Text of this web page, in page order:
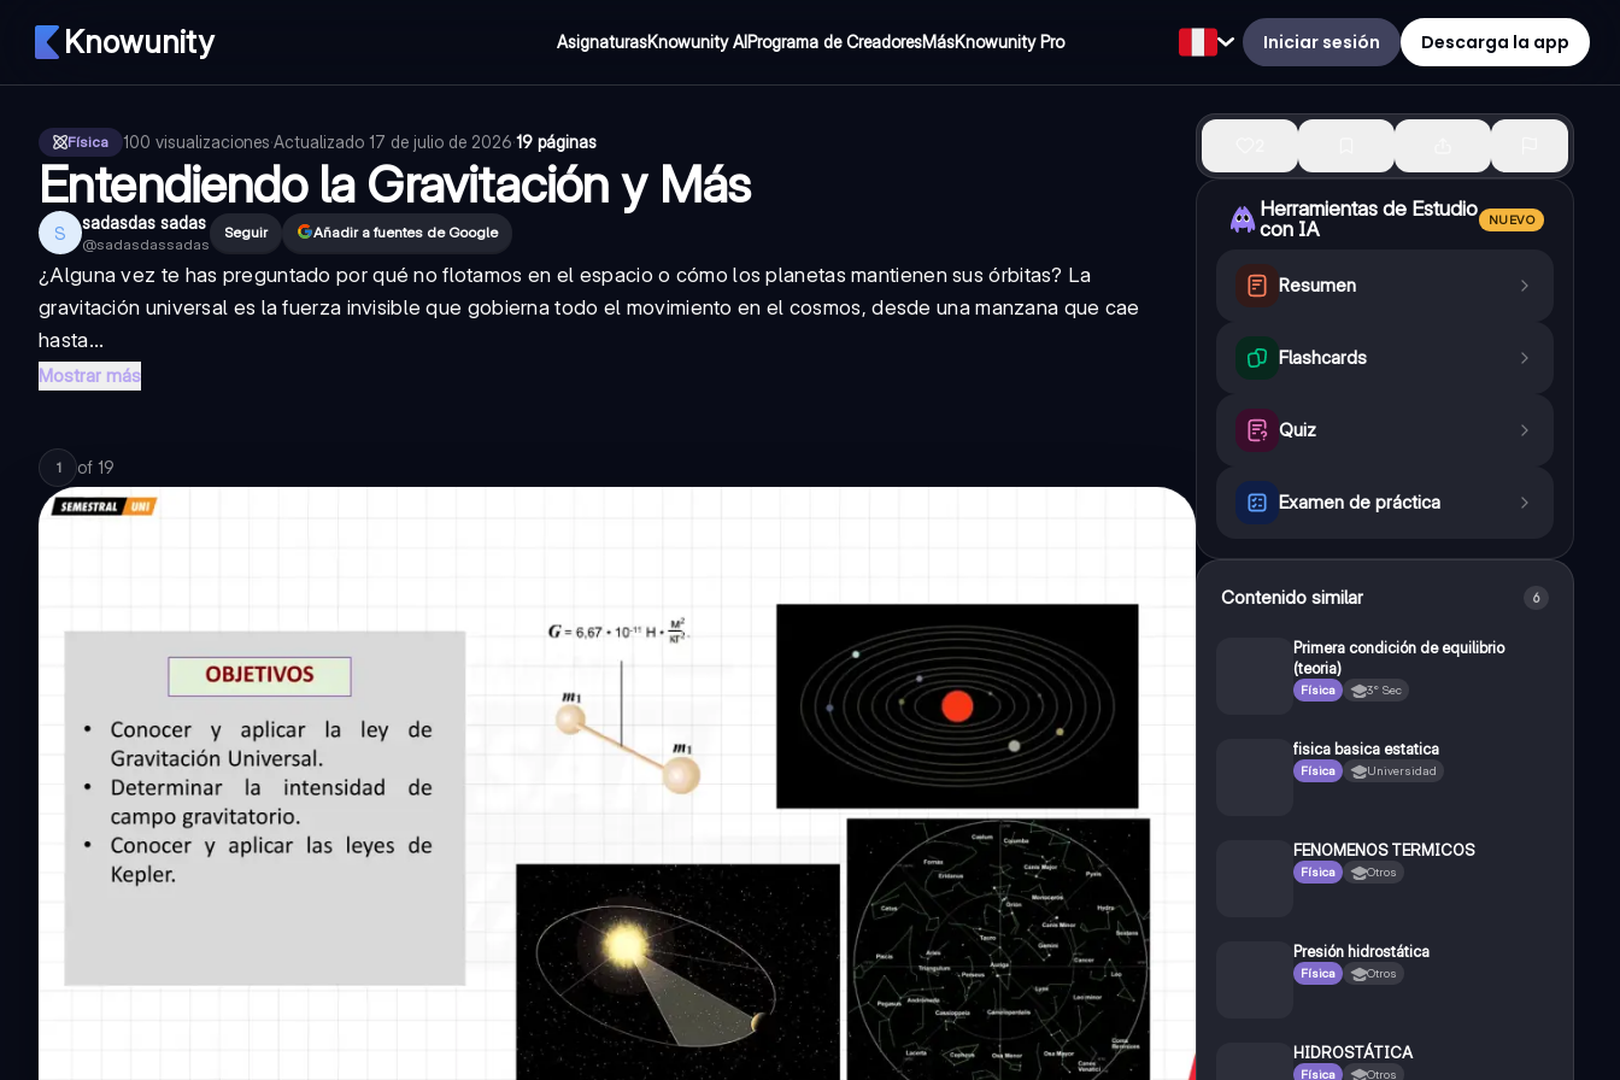
Knowunity AsignaturasKnowunity AIPrograma de CreadoresMásKnowunity Pro Iniciar sesión Descarga la app
Física 100 visualizaciones·Actualizado 17 de julio de 2026·19 páginas
Entendiendo la Gravitación y Más
S sadasdas sadas
@sadasdassadas
Seguir Añadir a fuentes de Google
¿Alguna vez te has preguntado por qué no flotamos en el espacio o cómo los planetas mantienen sus órbitas? La
gravitación universal es la fuerza invisible que gobierna todo el movimiento en el cosmos, desde una manzana que cae
hasta...
Mostrar más
1 of 19
Herramientas de Estudio
con IA
NUEVO
Resumen
Flashcards
Quiz
Examen de práctica
Contenido similar 6
Primera condición de equilibrio
(teoria)
Física 3° Sec
fisica basica estatica
Física Universidad
FENOMENOS TERMICOS
Física Otros
Presión hidrostática
Física Otros
HIDROSTÁTICA
Física Otros